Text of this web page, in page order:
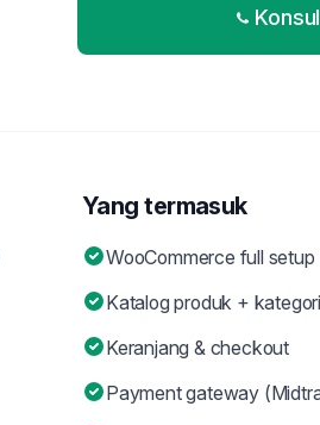
Yang termasuk
WooCommerce full setup
Katalog produk + kategori
Keranjang & checkout
Payment gateway